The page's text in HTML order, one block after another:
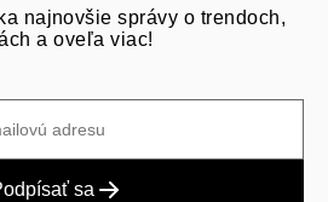
najnovšie správy o trendoch,
a oveľa viac!
sa